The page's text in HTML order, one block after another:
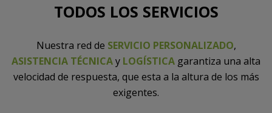
TODOS LOS SERVICIOS
Nuestra red de SERVICIO PERSONALIZADO,
ASISTENCIA TÉCNICAy LOGÍSTICA garantiza una alta
velocidad de respuesta, que esta a la altura de los más
exigentes.